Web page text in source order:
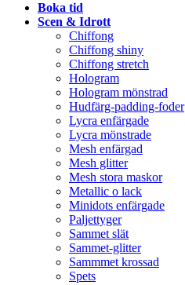
Boka tid
Scen & Idrott
Chiffong
Chiffong shiny
Chiffong stretch
Hologram
Hologram mönstrad
Hudfärg-padding-foder
Lycra enfärgade
Lycra mönstrade
Mesh enfärgad
Mesh glitter
Mesh stora maskor
Metallic o lack
Minidots enfärgade
Paljettyger
Sammet slät
Sammet-glitter
Sammmet krossad
Spets